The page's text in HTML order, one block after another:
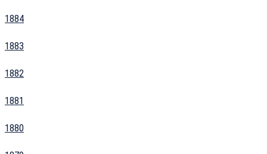
1884
1883
1882
1881
1880